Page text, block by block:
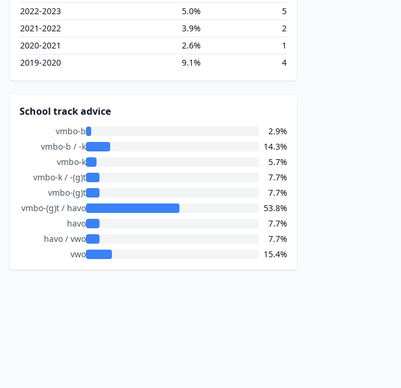
2022-2023
5.0%
5
2021-2022
3.9%
2
2020-2021
2.6%
1
2019-2020
9.1% 4
School track advice
vmbo-b
2.9%
vmbo-b / -k
14.3%
vmbo-k
5.7%
vmbo-k / -(g)t
7.7%
vmbo-(g)t
7.7%
vmbo-(g)t / havo
53.8%
havo
7.7%
havo / vwo
7.7%
vwo
15.4%